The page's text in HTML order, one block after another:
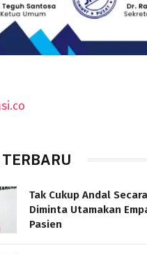
Tak Cukup Andal
Diminta Utamakan
Pasien